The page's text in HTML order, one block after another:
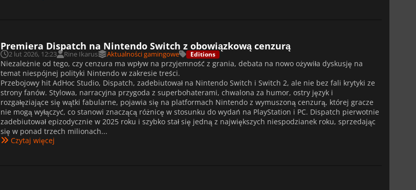
Premiera Dispatch na Nintendo Switch z obowiązkową cenzurą
2 lut 2026, 12:23 Rine Ikarus Aktualności gamingowe Editions
Niezależnie od tego, czy cenzura ma wpływ na przyjemność z grania, debata na nowo ożywiła dyskusję na
temat niespójnej polityki Nintendo w zakresie treści.
Przebojowy hit AdHoc Studio, Dispatch, zadebiutował na Nintendo Switch i Switch 2, ale nie bez fali krytyki ze
strony fanów. Stylowa, narracyjna przygoda z superbohaterami, chwalona za humor, ostry język i
rozgałęziające się wątki fabularne, pojawia się na platformach Nintendo z wymuszoną cenzurą, której gracze
nie mogą wyłączyć, co stanowi znaczącą różnicę w stosunku do wydań na PlayStation i PC. Dispatch pierwotnie
zadebiutował epizodycznie w 2025 roku i szybko stał się jedną z największych niespodzianek roku, sprzedając
się w ponad trzech milionach...
Czytaj więcej